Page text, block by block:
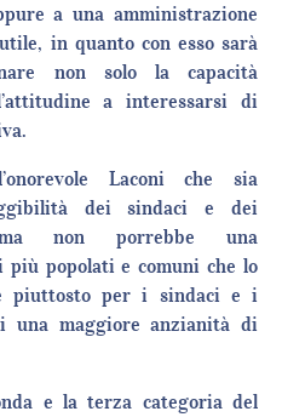
a una amministrazione
in quanto con esso sarà
non solo la capacità
a interessarsi di
Laconi che sia
dei sindaci e dei
non porrebbe una
popolati e comuni che lo
piuttosto per i sindaci e i
maggiore anzianità di
e la terza categoria del